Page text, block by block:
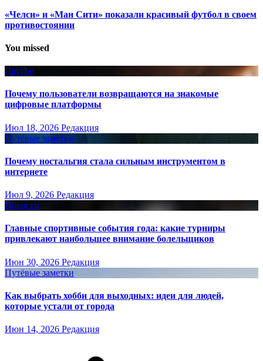
«Челси» и «Ман Сити» показали красивый футбол в своем
противостоянии
You missed
Другое
Почему пользователи возвращаются на знакомые
цифровые платформы
Июл 18, 2026 Редакция
Путёвые заметки
Почему ностальгия стала сильным инструментом в
интернете
Июл 9, 2026 Редакция
Новости
Главные спортивные события года: какие турниры
привлекают наибольшее внимание болельщиков
Июн 30, 2026 Редакция
Путёвые заметки
Как выбрать хобби для выходных: идеи для людей,
которые устали от города
Июн 14, 2026 Редакция